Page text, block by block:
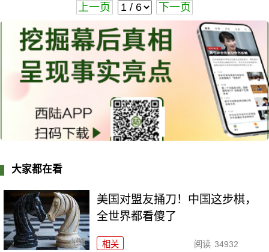
上一页 下一页
大家都在看
美国对盟友捅刀！中国这步棋，
全世界都看傻了
相关 阅读 34932